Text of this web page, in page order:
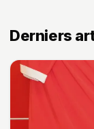
Derniers